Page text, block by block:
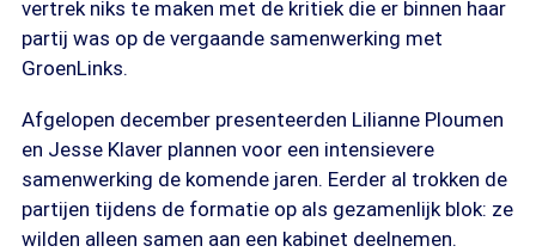
vertrek niks te maken met de kritiek die er binnen haar
partij was op de vergaande samenwerking met
GroenLinks.
Afgelopen december presenteerden Lilianne Ploumen
en Jesse Klaver plannen voor een intensievere
samenwerking de komende jaren. Eerder al trokken de
partijen tijdens de formatie op als gezamenlijk blok: ze
wilden alleen samen aan een kabinet deelnemen.